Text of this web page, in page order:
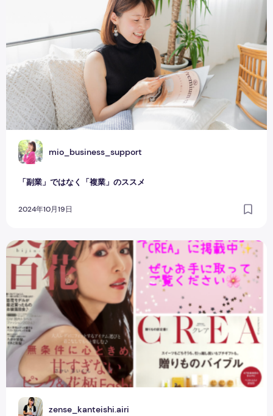
M mio_business_support
「副業」ではなく「複業」のススメ
2024年10月19日
Z zense_kanteishi.airi
❀自己紹介❀ 3人目妊娠中でも月収40万円以上の働き方